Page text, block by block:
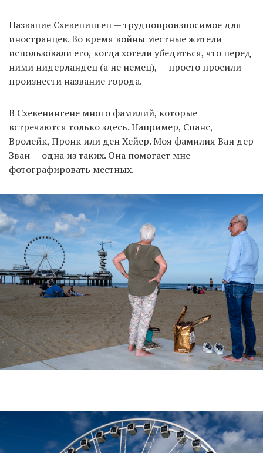
Название Схевенинген — труднопроизносимое для
иностранцев. Во время войны местные жители
использовали его, когда хотели убедиться, что перед
ними нидерландец (а не немец), — просто просили
произнести название города.
В Схевенингене много фамилий, которые
встречаются только здесь. Например, Спанс,
Вролейк, Пронк или ден Хейер. Моя фамилия Ван дер
Зван — одна из таких. Она помогает мне
фотографировать местных.